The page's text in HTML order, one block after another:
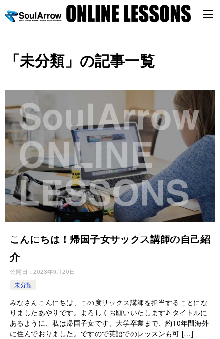
「未分類」の記事一覧
こんにちは！帰国子女サックス講師の自己紹
介
公開日： 2023年6月20日
未分類
みなさんこんにちは、この度サックス講師を担当することにな
りましたあやりです。よろしくお願いいたします♪ タイトルに
あるように、私は帰国子女です。大学卒業まで、約10年間海外
に住んでおりました。ですので英語でのレッスンも可 […]